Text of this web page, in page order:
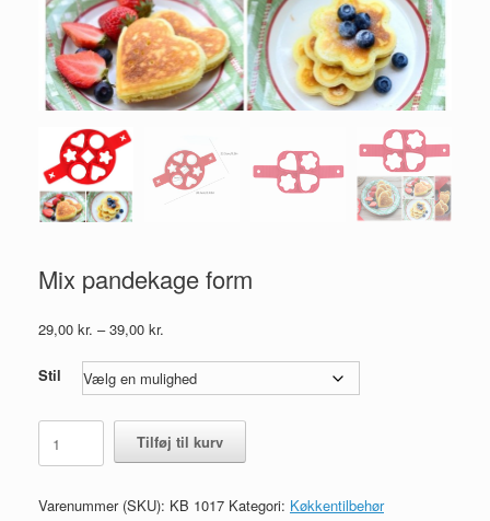
Mix pandekage form
29,00 kr. – 39,00 kr.
til
39,00 kr.
Stil
Mix
pandekage
form
Tilføj til kurv
Varenummer (SKU): KB 1017 Kategori: Køkkentilbehør